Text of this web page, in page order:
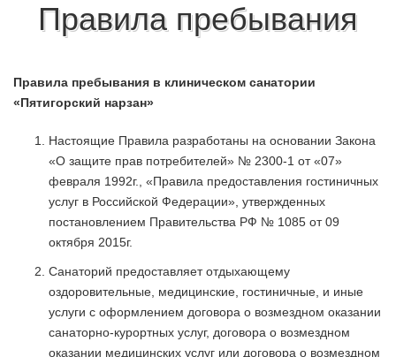
Правила пребывания
Правила пребывания в клиническом санатории
«Пятигорский нарзан»
Настоящие Правила разработаны на основании Закона
«О защите прав потребителей» № 2300-1 от «07»
февраля 1992г., «Правила предоставления гостиничных
услуг в Российской Федерации», утвержденных
постановлением Правительства РФ № 1085 от 09
октября 2015г.
Санаторий предоставляет отдыхающему
оздоровительные, медицинские, гостиничные, и иные
услуги с оформлением договора о возмездном оказании
санаторно-курортных услуг, договора о возмездном
оказании медицинских услуг или договора о возмездном